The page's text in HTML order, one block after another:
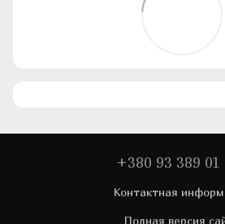
+380 93 389 01
Контактная
Полная версия